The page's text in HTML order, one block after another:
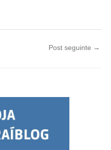
Post seguinte →